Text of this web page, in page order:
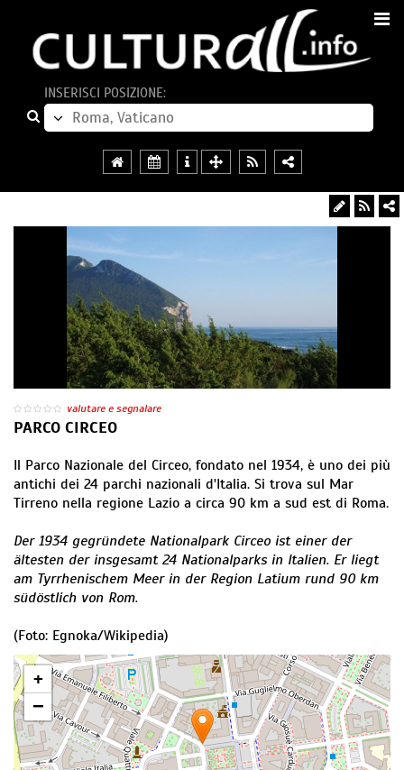
INSERISCI POSIZIONE:
valutare e segnalare
PARCO CIRCEO
Il Parco Nazionale del Circeo, fondato nel 1934, è uno dei più
antichi dei 24 parchi nazionali d'Italia. Si trova sul Mar
Tirreno nella regione Lazio a circa 90 km a sud est di Roma.
Der 1934 gegründete Nationalpark Circeo ist einer der
ältesten der insgesamt 24 Nationalparks in Italien. Er liegt
am Tyrrhenischem Meer in der Region Latium rund 90 km
südöstlich von Rom.
(Foto: Egnoka/Wikipedia)
+
−